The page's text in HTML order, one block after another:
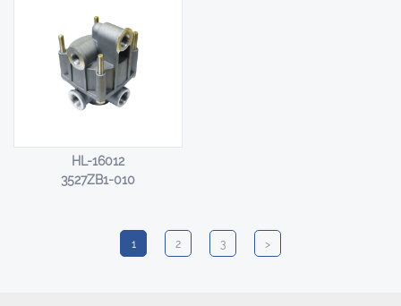
HL-16012
3527ZB1-010
1 2 3 >